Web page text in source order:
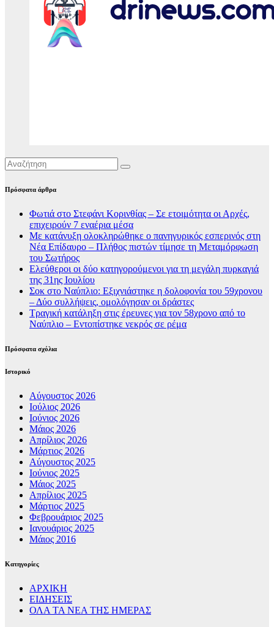
Πρόσφατα άρθρα
Φωτιά στο Στεφάνι Κορινθίας – Σε ετοιμότητα οι Αρχές,
επιχειρούν 7 εναέρια μέσα
Με κατάνυξη ολοκληρώθηκε ο πανηγυρικός εσπερινός στη
Νέα Επίδαυρο – Πλήθος πιστών τίμησε τη Μεταμόρφωση
του Σωτήρος
Ελεύθεροι οι δύο κατηγορούμενοι για τη μεγάλη πυρκαγιά
της 31ης Ιουλίου
Σοκ στο Ναύπλιο: Εξιχνιάστηκε η δολοφονία του 59χρονου
– Δύο συλλήψεις, ομολόγησαν οι δράστες
Τραγική κατάληξη στις έρευνες για τον 58χρονο από το
Ναύπλιο – Εντοπίστηκε νεκρός σε ρέμα
Πρόσφατα σχόλια
Ιστορικό
Αύγουστος 2026
Ιούλιος 2026
Ιούνιος 2026
Μάιος 2026
Απρίλιος 2026
Μάρτιος 2026
Αύγουστος 2025
Ιούνιος 2025
Μάιος 2025
Απρίλιος 2025
Μάρτιος 2025
Φεβρουάριος 2025
Ιανουάριος 2025
Μάιος 2016
Kατηγορίες
ΑΡΧΙΚΗ
ΕΙΔΗΣΕΙΣ
ΟΛΑ ΤΑ ΝΕΑ ΤΗΣ ΗΜΕΡΑΣ